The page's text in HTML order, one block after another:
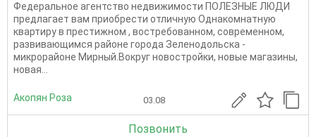
Федеральное агентство недвижимости ПОЛЕЗНЫЕ ЛЮДИ
предлагает вам приобрести отличную Однакомнатную
квартиру в престижном , востребованном, современном,
развивающимся районе города Зеленодольска -
микрорайоне Мирный.Вокруг новостройки, новые магазины,
новая...
Акопян Роза 03.08
Позвонить